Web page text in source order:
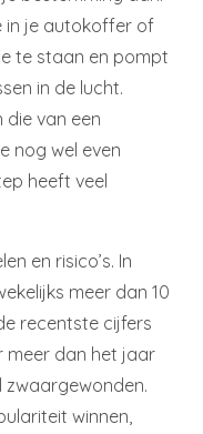
in je autokoffer of
te staan en pompt
in de lucht.
die van een
nog wel even
heeft veel
en risico’s. In
meer dan 10
recentste cijfers
meer dan het jaar
zwaargewonden.
winnen,